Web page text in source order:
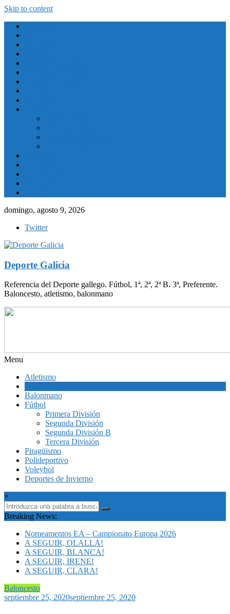
Skip to content
domingo, agosto 9, 2026
Twitter
Deporte Galicia
Referencia del Deporte gallego. Fútbol, 1ª, 2ª, 2ª B. 3ª, Preferente.
Baloncesto, atletismo, balonmano
Menu
Atletismo
Balonmano
Fútbol
Primera División
Segunda División
Segunda División B
Tercera División
Piragüismo
Polideportivo
Voleybol
Deportes de Invierno
×
Breaking News:
Nomeamentos EA – Campionato Europa 2026
A SEGUIR, OLALLA!
A SEGUIR, BLANCA!
A SEGUIR, IRENE!
A SEGUIR, CLARA!
Baloncesto
septiembre 25, 2020septiembre 25, 2020